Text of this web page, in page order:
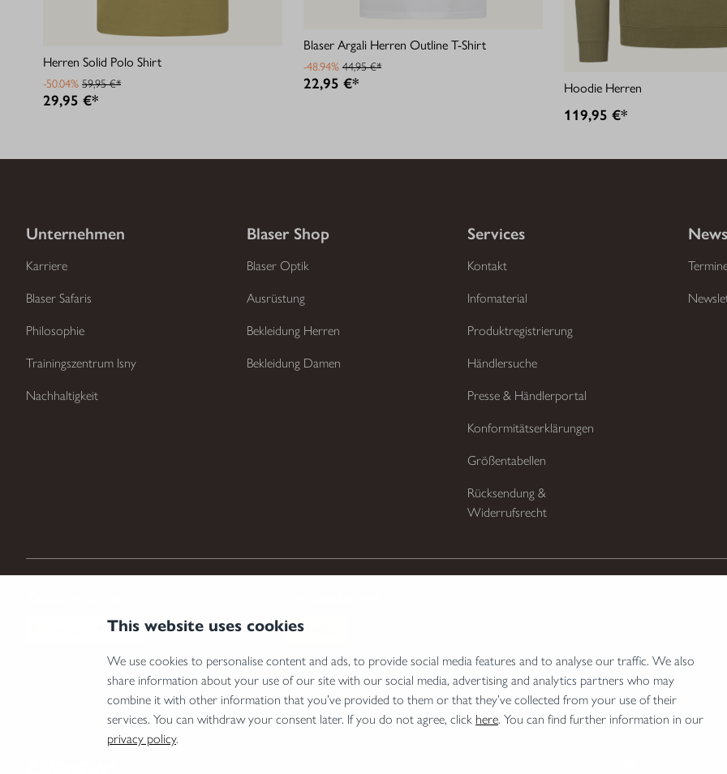
This website uses cookies
We use cookies to personalise content and ads, to provide social media features and to analyse our traffic. We also
share information about your use of our site with our social media, advertising and analytics partners who may
combine it with other information that you’ve provided to them or that they’ve collected from your use of their
services. You can withdraw your consent later. If you do not agree, click here. You can find further information in our
privacy policy.
Herren Solid Polo Shirt
-50.04% 59,95 €*
29,95 €*
Blaser Argali Herren Outline T-Shirt
-48.94% 44,95 €*
22,95 €* Hoodie Herren
119,95 €*
Unternehmen
Karriere
Blaser Safaris
Philosophie
Trainingszentrum Isny
Nachhaltigkeit
Blaser Shop
Blaser Optik
Ausrüstung
Bekleidung Herren
Bekleidung Damen
Services
Kontakt
Infomaterial
Produktregistrierung
Händlersuche
Presse & Händlerportal
Konformitätserklärungen
Größentabellen
Rücksendung &
Widerrufsrecht